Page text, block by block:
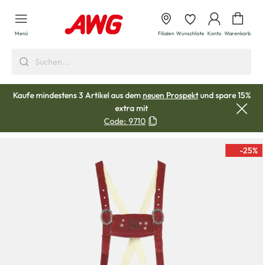
springen
Menü Filialen Wunschliste Konto Warenkorb
Kaufe mindestens 3 Artikel aus demneuen Prospektund spare 15%
extra mit
Code: 9710
-25%